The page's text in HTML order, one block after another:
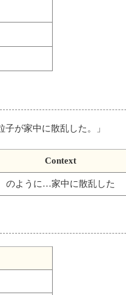
が家中に散乱した。 」
Context
のように…家中に散乱した